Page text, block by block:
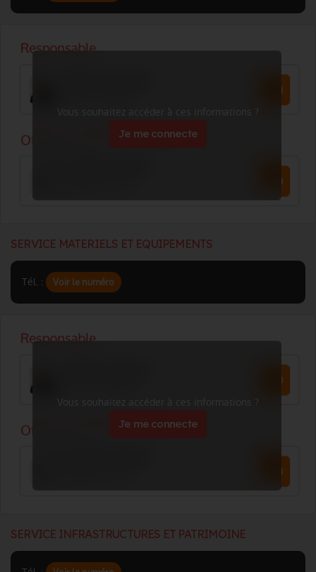
Vous souhaitez accéder à ces informations ?
Je me connecte
SERVICE MATERIELS ET EQUIPEMENTS
Tél. : Voir le numéro
Vous souhaitez accéder à ces informations ?
Je me connecte
SERVICE INFRASTRUCTURES ET PATRIMOINE